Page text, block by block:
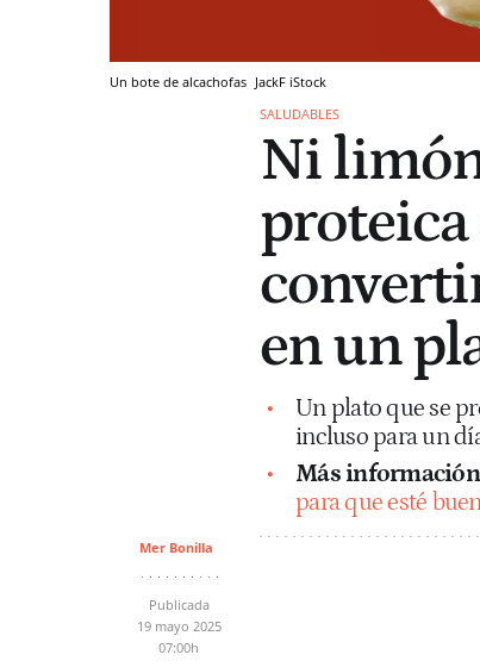
Un bote de alcachofas JackF iStock
SALUDABLES
Ni
proteica
en un
Un plato que se
incluso para un
Más
para que esté
Mer Bonilla
Publicada
19 mayo 2025
07:00h